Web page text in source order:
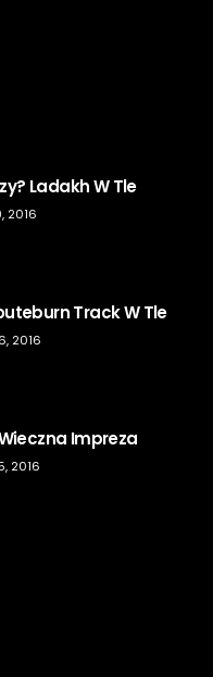
Ladakh W Tle
2016
Track W Tle
2016
Impreza
2016